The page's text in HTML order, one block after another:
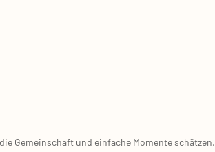
Gemein­schaft und ein­fa­che Momen­te schät­zen.